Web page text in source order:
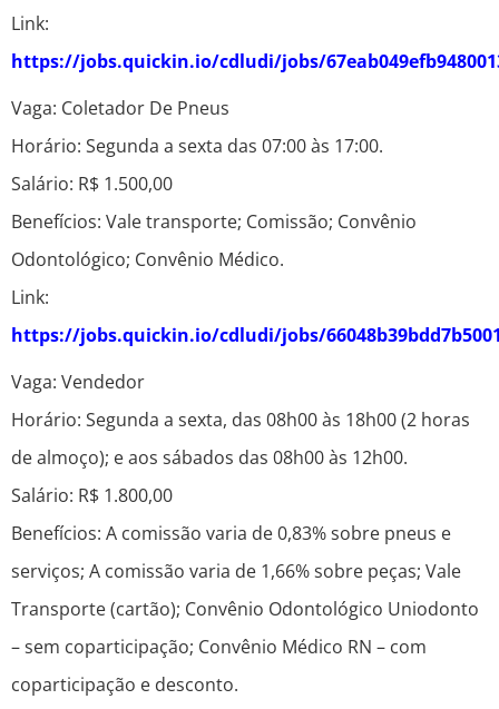
Link:
https://jobs.quickin.io/cdludi/jobs/
Vaga: Coletador De Pneus
Horário: Segunda a sexta das 07:00 às 17:00.
Salário: R$ 1.500,00
Benefícios: Vale transporte; Comissão; Convênio
Odontológico; Convênio Médico.
Link:
https://jobs.quickin.io/cdludi/jobs/
Vaga: Vendedor
Horário: Segunda a sexta, das 08h00 às 18h00 (2 horas
de almoço); e aos sábados das 08h00 às 12h00.
Salário: R$ 1.800,00
Benefícios: A comissão varia de 0,83% sobre pneus e
serviços; A comissão varia de 1,66% sobre peças; Vale
Transporte (cartão); Convênio Odontológico Uniodonto
– sem coparticipação; Convênio Médico RN – com
coparticipação e desconto.